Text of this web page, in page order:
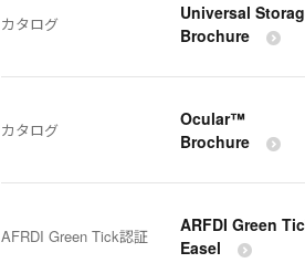
カタログ
Universal
Brochure
カタログ
Ocular™
Brochure
AFRDI Green Tick認証
ARFDI Green
Easel